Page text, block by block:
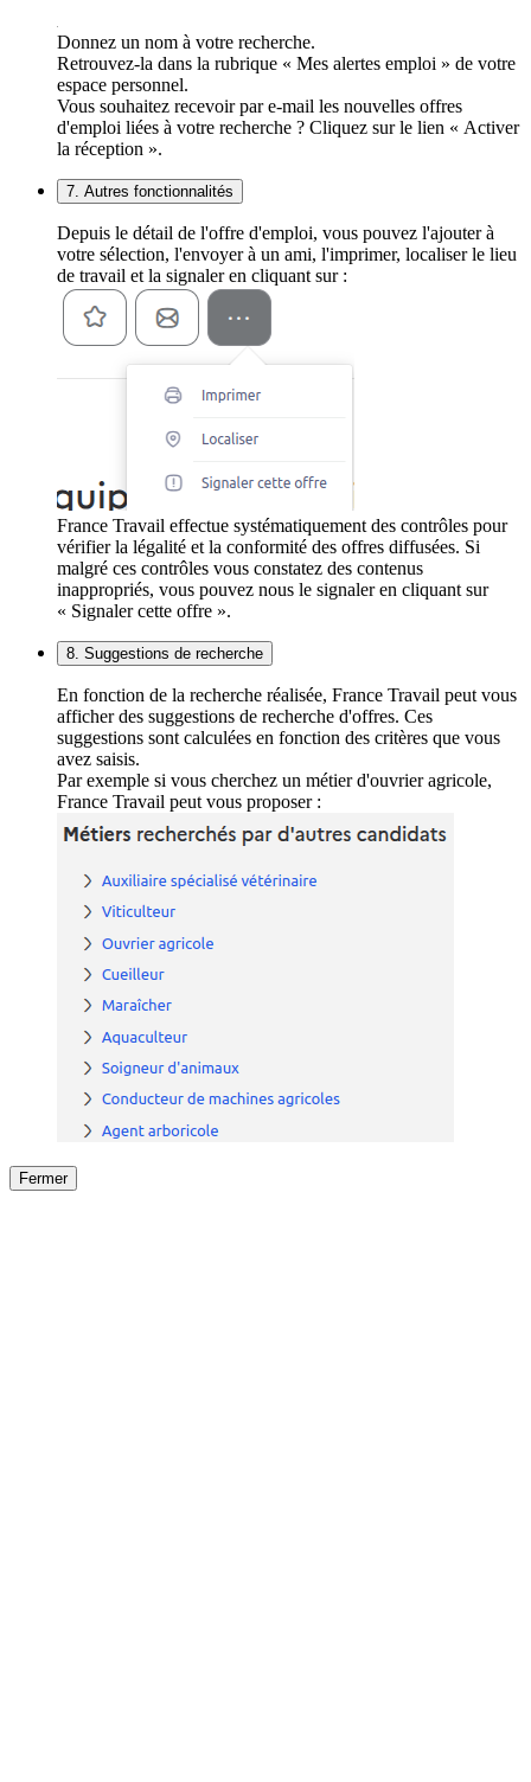
Donnez un nom à votre recherche.
Retrouvez-la dans la rubrique « Mes alertes emploi » de votre
espace personnel.
Vous souhaitez recevoir par e-mail les nouvelles offres
d'emploi liées à votre recherche ? Cliquez sur le lien « Activer
la réception ».
7. Autres fonctionnalités
Depuis le détail de l'offre d'emploi, vous pouvez l'ajouter à
votre sélection, l'envoyer à un ami, l'imprimer, localiser le lieu
de travail et la signaler en cliquant sur :
France Travail effectue systématiquement des contrôles pour
vérifier la légalité et la conformité des offres diffusées. Si
malgré ces contrôles vous constatez des contenus
inappropriés, vous pouvez nous le signaler en cliquant sur
« Signaler cette offre ».
8. Suggestions de recherche
En fonction de la recherche réalisée, France Travail peut vous
afficher des suggestions de recherche d'offres. Ces
suggestions sont calculées en fonction des critères que vous
avez saisis.
Par exemple si vous cherchez un métier d'ouvrier agricole,
France Travail peut vous proposer :
Fermer